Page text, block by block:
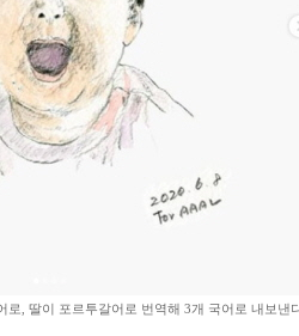
, 딸이 포르투갈어로 번역해 3개 국어로 내보낸